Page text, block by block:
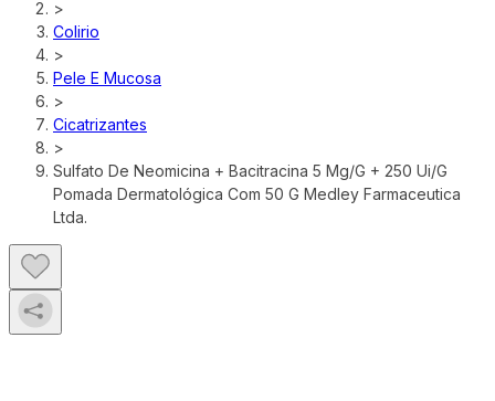
>
Colirio
>
Pele E Mucosa
>
Cicatrizantes
>
Sulfato De Neomicina + Bacitracina 5 Mg/G + 250 Ui/G
Pomada Dermatológica Com 50 G Medley Farmaceutica
Ltda.